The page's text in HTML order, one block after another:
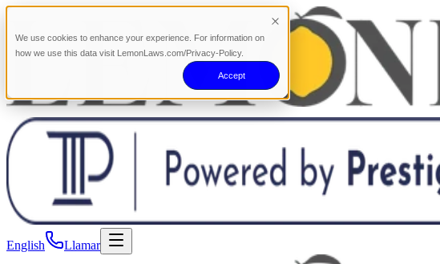
We use cookies to enhance your experience. For information on
how we use this data visit LemonLaws.com/Privacy-Policy.
Accept
English Llamar